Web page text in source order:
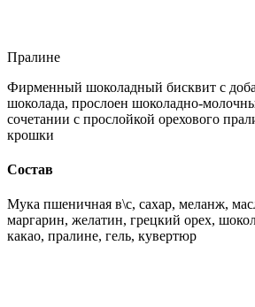
Пралине
Фирменный шоколадный бисквит с
шоколада, прослоен шоколадно-
сочетании с прослойкой орехового
крошки
Состав
Мука пшеничная в\с, сахар, меланж,
маргарин, желатин, грецкий орех,
какао, пралине, гель, кувертюр